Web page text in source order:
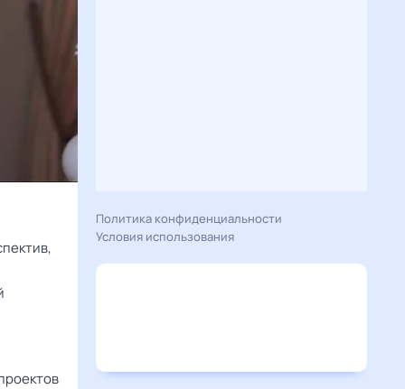
Политика конфиденциальности
Условия использования